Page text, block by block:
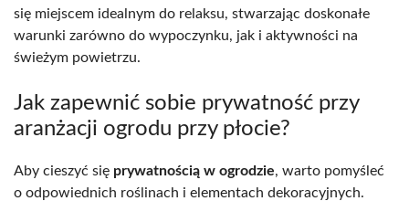
się miejscem idealnym do relaksu, stwarzając doskonałe
warunki zarówno do wypoczynku, jak i aktywności na
świeżym powietrzu.
Jak zapewnić sobie prywatność przy
aranżacji ogrodu przy płocie?
Aby cieszyć się prywatnością w ogrodzie, warto pomyśleć
o odpowiednich roślinach i elementach dekoracyjnych.